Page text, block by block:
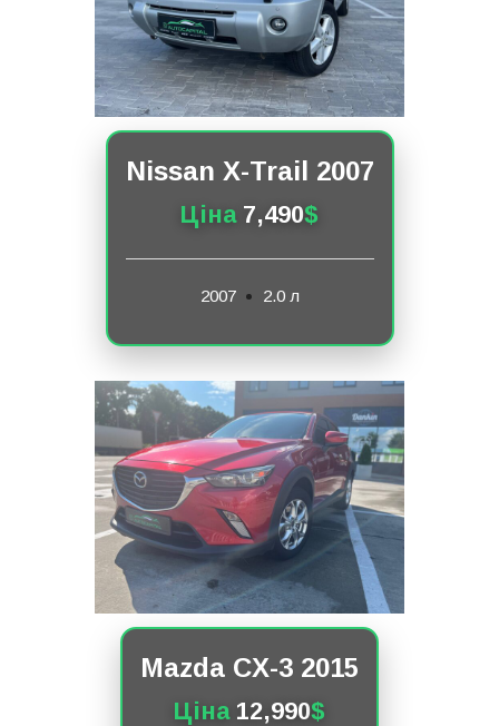
Nissan X-Trail 2007
Ціна 7,490$
2007 2.0 л
Mazda CX-3 2015
Ціна 12,990$